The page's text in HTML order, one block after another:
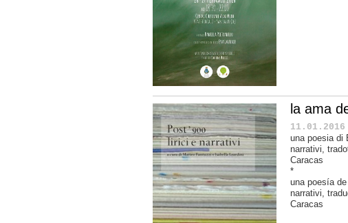
la ama
11.01.2016
una poesia di
narrativi,
Caracas
*
una poesía de
narrativi ,
Caracas